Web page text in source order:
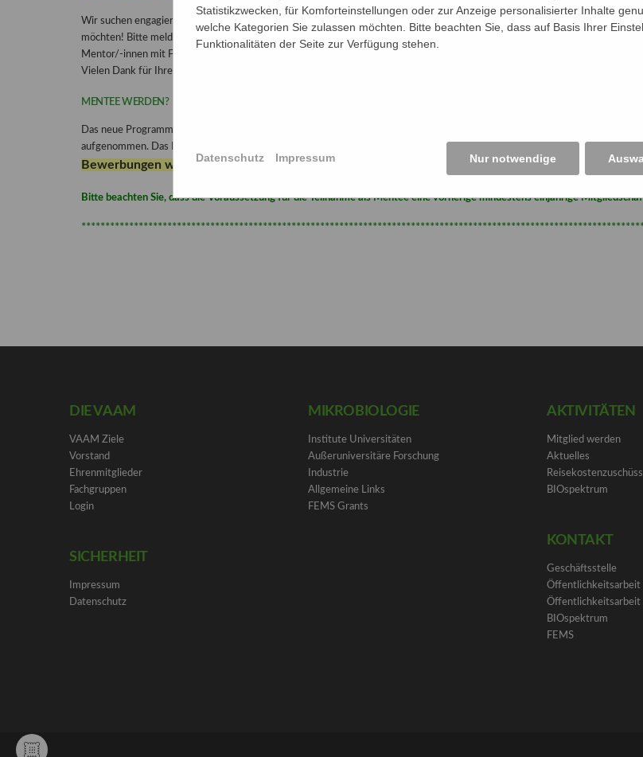
Wir suchen engagierte Wissenschaftler/-innen, die ihre Erfahrung an die nächste Generation Mikrobiologen und
möchten! Bitte melden Sie sich bei der Geschäftsstelle, wenn Sie uns im VAA
Mentor/-innen mit Fragen zu Ihrem beruflichen Werdegang. Bitte senden Sie diese ausgefüllt an uns zurück (
Vielen Dank für Ihre Unterstützung!
MENTEE WERDEN?
Das neue Programm wurde auf der VAAM-Jahrestagung 2022 in Düsseldorf vorgestellt, im Frühjahr 2022 wurden die ersten
aufgenommen. Das Programm richtet sich an Promovierende ab dem zweiten Jahr sowie Postdocs. Die Laufzeit beträgt
Bewerbungen werden laufend entgegengenommen.
Bitte beachten Sie, dass die Voraussetzung für die Teilnahme als Mentee eine vorherige mindestens einjährige
DIE VAAM
VAAM Ziele
Vorstand
Ehrenmitglieder
Fachgruppen
Login
SICHERHEIT
Impressum
Datenschutz
MIKROBIOLOGIE
Institute Universitäten
Außeruniversitäre Forschung
Industrie
Allgemeine Links
FEMS Grants
AKTIVITÄTEN
Mitglied werden
Aktuelles
BIOspektrum
KONTAKT
Geschäftsstelle
Öffentlichkeitsarbeit
Öffentlichkeitsarbeit
BIOspektrum
FEMS
Statistikzwecken, für Komforteinstellungen oder zur Anzeige personalisierter Inhalte
welche Kategorien Sie zulassen möchten. Bitte beachten Sie, dass auf Basis Ihrer
Funktionalitäten der Seite zur Verfügung stehen.
Nur notwendige
Datenschutz Impressum